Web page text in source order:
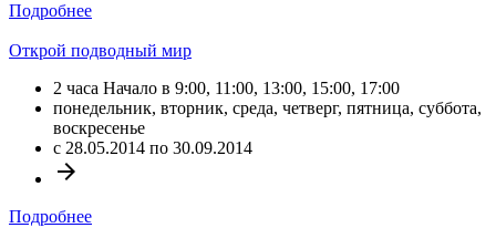
Подробнее
Открой подводный мир
2 часа Начало в 9:00, 11:00, 13:00, 15:00, 17:00
понедельник, вторник, среда, четверг, пятница, суббота,
воскресенье
c 28.05.2014 по 30.09.2014
arrow_forward
Подробнее